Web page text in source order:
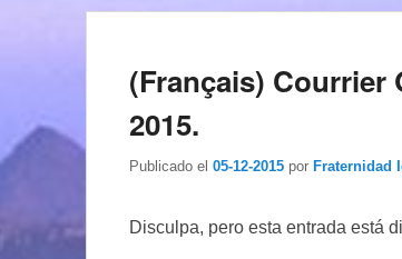
(Français) Courrier
2015.
Publicado el 05-12-2015 por Fraternidad
Disculpa, pero esta entrada está